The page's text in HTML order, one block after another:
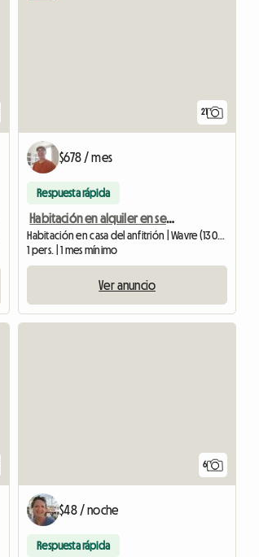
21
$678 / mes
Respuesta rápida
Habitación en alquiler en segundo piso de casa.
Habitación en casa del anfitrión | Wavre (1301) | 20 M2
1 pers. | 1 mes mínimo
Ver anuncio
6
$48 / noche
Respuesta rápida